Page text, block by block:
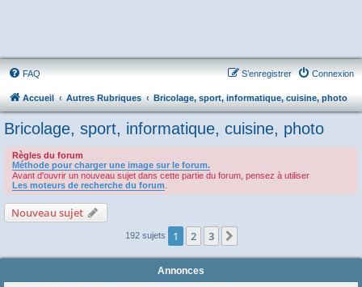
FAQ Connexion
S’enregistrer
Accueil Autres Rubriques Bricolage, sport, informatique, cuisine, photo
Bricolage, sport, informatique, cuisine, photo
Règles du forum
Méthode pour charger une image sur le forum.
Avant d'ouvrir un nouveau sujet dans cette partie du forum, pensez à utiliser
Les moteurs de recherche du forum
Nouveau sujet
192 sujets 1 2 3
Annonces